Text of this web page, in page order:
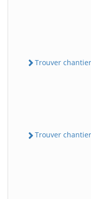
Trouver chantier
Trouver